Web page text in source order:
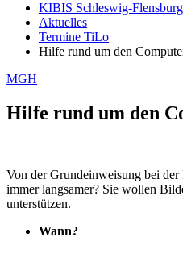
KIBIS Schleswig-Flensburg
Aktuelles
Termine TiLo
Hilfe rund um den
MGH
Hilfe rund um den
Von der Grundeinweisung bei
immer langsamer? Sie wollen
unterstützen.
Wann?